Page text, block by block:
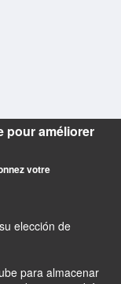
Cultures
Humaines
pour améliorer
votre
elección de
para almacenar